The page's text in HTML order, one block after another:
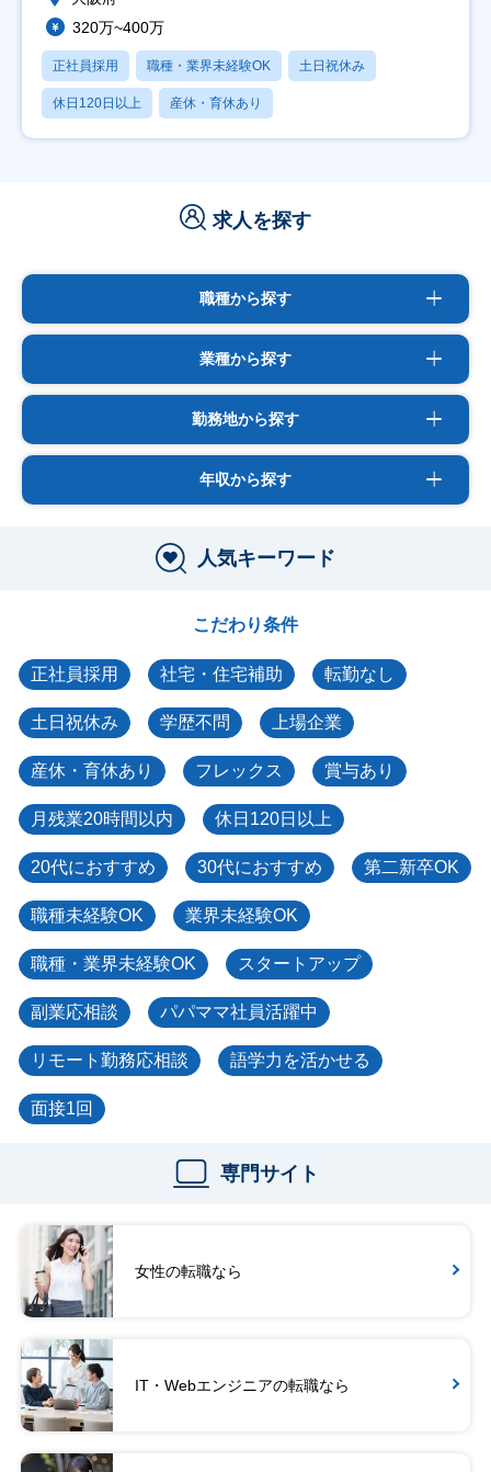
320万~400万
正社員採用 職種・業界未経験OK 土日祝休み
休日120日以上 産休・育休あり
求人を探す
職種から探す
業種から探す
勤務地から探す
年収から探す
人気キーワード
こだわり条件
正社員採用 社宅・住宅補助 転勤なし
土日祝休み 学歴不問 上場企業
産休・育休あり フレックス 賞与あり
月残業20時間以内 休日120日以上
20代におすすめ 30代におすすめ 第二新卒OK
職種未経験OK 業界未経験OK
職種・業界未経験OK スタートアップ
副業応相談 パパママ社員活躍中
リモート勤務応相談 語学力を活かせる
面接1回
専門サイト
女性の転職なら
IT・Webエンジニアの転職なら